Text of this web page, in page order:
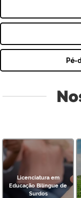
Pé-
Licenciatura em
Educação Bilíngue de
Surdos